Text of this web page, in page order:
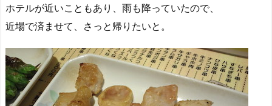
ホテルが近いこともあり、雨も降っていたので、
近場で済ませて、さっと帰りたいと。